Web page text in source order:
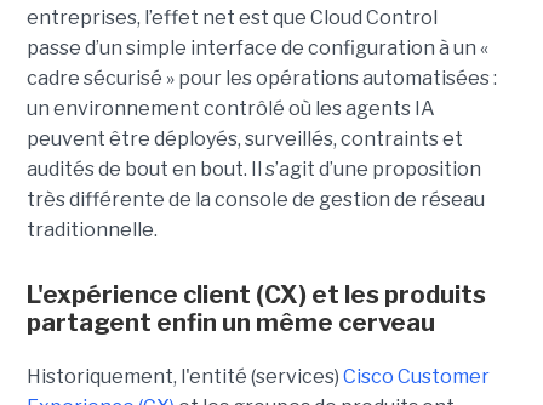
entreprises, l’effet net est que Cloud Control
passe d’un simple interface de configuration à un «
cadre sécurisé » pour les opérations automatisées :
un environnement contrôlé où les agents IA
peuvent être déployés, surveillés, contraints et
audités de bout en bout. Il s’agit d’une proposition
très différente de la console de gestion de réseau
traditionnelle.
L'expérience client (CX) et les produits
partagent enfin un même cerveau
Historiquement, l'entité (services) Cisco Customer